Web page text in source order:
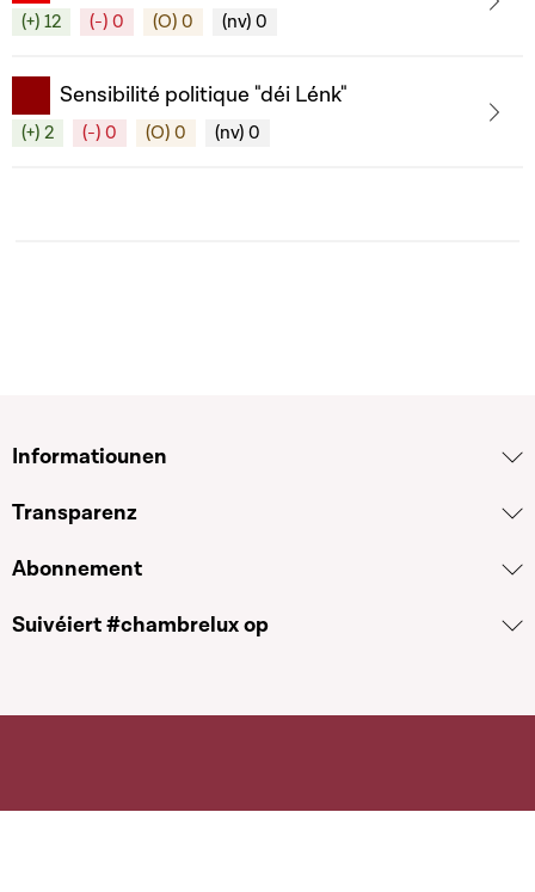
(+) 12 (-) 0 (O) 0 (nv) 0
Sensibilité politique "déi Lénk"
(+) 2 (-) 0 (O) 0 (nv) 0
Informatiounen
Transparenz
Abonnement
Suivéiert #chambrelux op